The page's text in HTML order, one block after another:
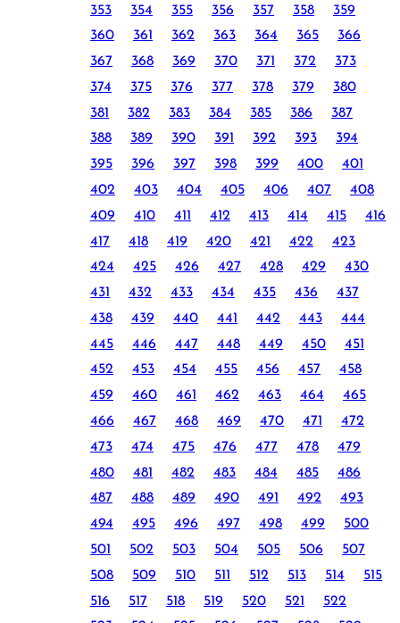
353
354 355 356 357 358
359
360
361 362 363 364 365
366
367
368 369 370 371 372
373
374
375 376 377 378 379
380
381
382 383 384 385 386
387
388
389 390 391 392 393
394
395
396 397 398 399 400
401
402
403 404 405 406 407
408
409
410 411 412 413 414 415
416
417
418 419 420 421 422
423
424
425 426 427 428 429
430
431
432 433 434 435 436
437
438
439 440 441 442 443
444
445
446 447 448 449 450
451
452
453 454 455 456 457
458
459
460 461 462 463 464
465
466
467 468 469 470 471
472
473
474 475 476 477 478
479
480
481 482 483 484 485
486
487
488 489 490 491 492
493
494
495 496 497 498 499
500
501
502 503 504 505 506
507
508
509 510 511 512 513 514
515
516
517 518 519 520 521
522